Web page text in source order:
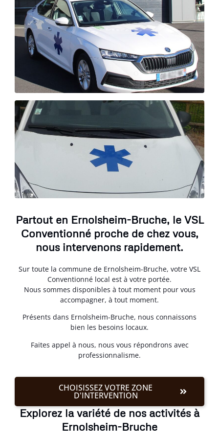
Partout en Ernolsheim-Bruche, le VSL
Conventionné proche de chez vous,
nous intervenons rapidement.
Sur toute la commune de Ernolsheim-Bruche, votre VSL
Conventionné local est à votre portée.
Nous sommes disponibles à tout moment pour vous
accompagner, à tout moment.
Présents dans Ernolsheim-Bruche, nous connaissons
bien les besoins locaux.
Faites appel à nous, nous vous répondrons avec
professionnalisme.
CHOISISSEZ VOTRE ZONE
D'INTERVENTION
Explorez la variété de nos activités à
Ernolsheim-Bruche